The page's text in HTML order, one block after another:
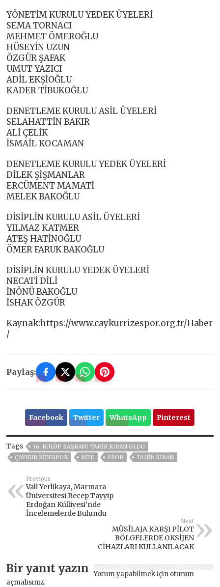
YÖNETİM KURULU YEDEK ÜYELERİ
SEMA TORNACI
MEHMET ÖMEROĞLU
HÜSEYİN UZUN
ÖZGÜR ŞAFAK
UMUT YAZICI
ADİL EKŞİOĞLU
KADER TİBUKOĞLU
DENETLEME KURULU ASİL ÜYELERİ
SELAHATTİN BAKIR
ALİ ÇELİK
İSMAİL KOCAMAN
DENETLEME KURULU YEDEK ÜYELERİ
DİLEK ŞİŞMANLAR
ERCÜMENT MAMATİ
MELEK BAKOĞLU
DİSİPLİN KURULU ASİL ÜYELERİ
YILMAZ KATMER
ATEŞ HATİNOĞLU
ÖMER FARUK BAKOĞLU
DİSİPLİN KURULU YEDEK ÜYELERİ
NECATİ DİLİ
İNÖNÜ BAKOĞLU
İSHAK ÖZGÜR
Kaynak:https://www.caykurrizespor.org.tr/Haber
/
Paylaş:
Facebook Twitter WhatsApp Pinterest
Tags
36. KULÜP BAŞKANI TAHIR KIRAN OLDU
ÇAYKUR RIZESPOR
RİZE SPOR TAHIR KIRAN
Previous
Vali Yerlikaya, Marmara
Üniversitesi Recep Tayyip
Erdoğan Külliyesi’nde
İncelemelerde Bulundu
Next
MÜSİLAJA KARŞI PİLOT
BÖLGELERDE OKSİJEN
CİHAZLARI KULLANILACAK
Bir yanıt yazın Yorum yapabilmek için oturum
açmalısınız.